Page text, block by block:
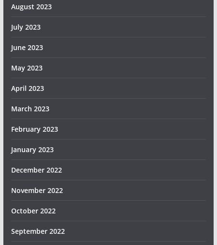
August 2023
July 2023
June 2023
May 2023
April 2023
March 2023
February 2023
January 2023
December 2022
November 2022
October 2022
September 2022